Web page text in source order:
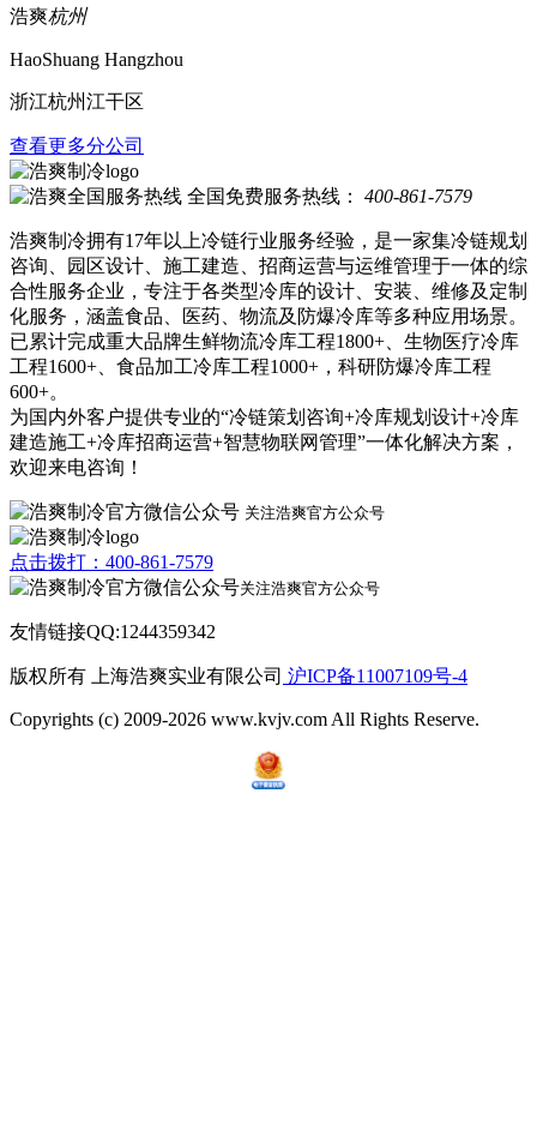
浩爽杭州
HaoShuang Hangzhou
浙江杭州江干区
查看更多分公司
全国免费服务热线： 400-861-7579
浩爽制冷拥有17年以上冷链行业服务经验，是一家集冷链规划
咨询、园区设计、施工建造、招商运营与运维管理于一体的综
合性服务企业，专注于各类型冷库的设计、安装、维修及定制
化服务，涵盖食品、医药、物流及防爆冷库等多种应用场景。
已累计完成重大品牌生鲜物流冷库工程1800+、生物医疗冷库
工程1600+、食品加工冷库工程1000+，科研防爆冷库工程
600+。
为国内外客户提供专业的“冷链策划咨询+冷库规划设计+冷库
建造施工+冷库招商运营+智慧物联网管理”一体化解决方案，
欢迎来电咨询！
关注浩爽官方公众号
点击拨打：400-861-7579
关注浩爽官方公众号
友情链接QQ:1244359342
版权所有 上海浩爽实业有限公司 沪ICP备11007109号-4
Copyrights (c) 2009-2026 www.kvjv.com All Rights Reserve.